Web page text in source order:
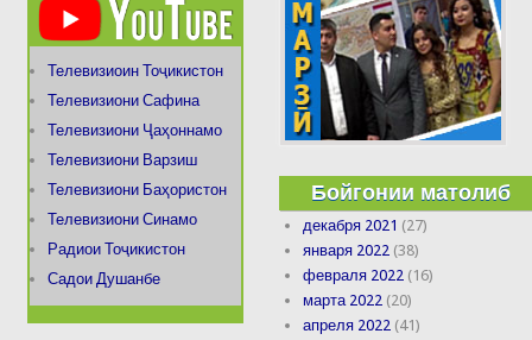
Телевизиоин Тоҷикистон
Телевизиони Сафина
Телевизиони Ҷаҳоннамо
Телевизиони Варзиш
Телевизиони Баҳористон
Телевизиони Синамо
Радиои Тоҷикистон
Садои Душанбе
Бойгонии матолиб
декабря 2021 (27)
января 2022 (38)
февраля 2022 (16)
марта 2022 (20)
апреля 2022 (41)